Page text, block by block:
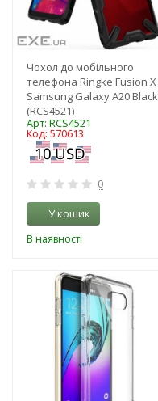
Чохол до мобільного
телефона Ringke Fusion X
Samsung Galaxy A20 Black
(RCS4521)
Арт: RCS4521
Код: 570613
0
У кошик
В наявності